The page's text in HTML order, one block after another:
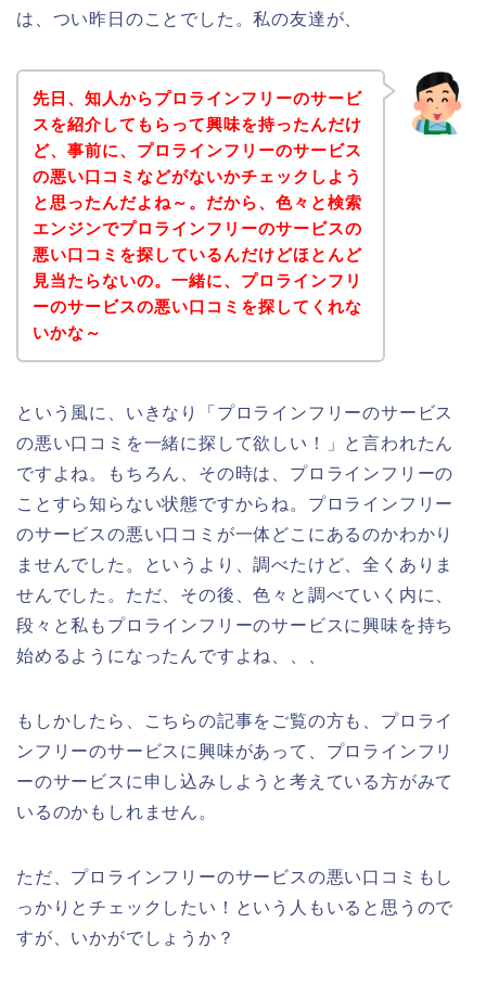
は、つい昨日のことでした。私の友達が、
先日、知人からプロラインフリーのサービ
スを紹介してもらって興味を持ったんだけ
ど、事前に、プロラインフリーのサービス
の悪い口コミなどがないかチェックしよう
と思ったんだよね～。だから、色々と検索
エンジンでプロラインフリーのサービスの
悪い口コミを探しているんだけどほとんど
見当たらないの。一緒に、プロラインフリ
ーのサービスの悪い口コミを探してくれな
いかな～
という風に、いきなり「プロラインフリーのサービス
の悪い口コミを一緒に探して欲しい！」と言われたん
ですよね。もちろん、その時は、プロラインフリーの
ことすら知らない状態ですからね。プロラインフリー
のサービスの悪い口コミが一体どこにあるのかわかり
ませんでした。というより、調べたけど、全くありま
せんでした。ただ、その後、色々と調べていく内に、
段々と私もプロラインフリーのサービスに興味を持ち
始めるようになったんですよね、、、
もしかしたら、こちらの記事をご覧の方も、プロライ
ンフリーのサービスに興味があって、プロラインフリ
ーのサービスに申し込みしようと考えている方がみて
いるのかもしれません。
ただ、プロラインフリーのサービスの悪い口コミもし
っかりとチェックしたい！という人もいると思うので
すが、いかがでしょうか？